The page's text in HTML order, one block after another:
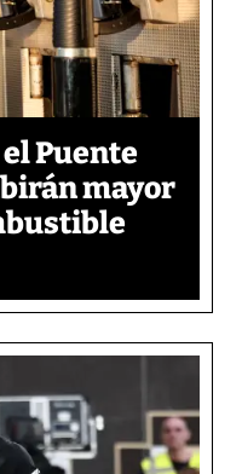
Puente
mayor